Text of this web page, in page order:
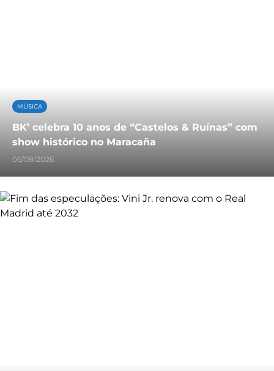
MÚSICA
BK’ celebra 10 anos de “Castelos & Ruínas” com
show histórico no Maracaña
06/08/2026